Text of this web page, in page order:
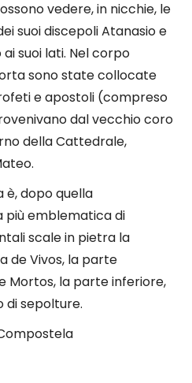
vedere, in nicchie, le
suoi discepoli Atanasio e
suoi lati. Nel corpo
sono state collocate
e apostoli (compreso
dal vecchio coro
della Cattedrale,
è, dopo quella
più emblematica di
scale in pietra la
de Vivos, la parte
Mortos, la parte inferiore,
di sepolture.